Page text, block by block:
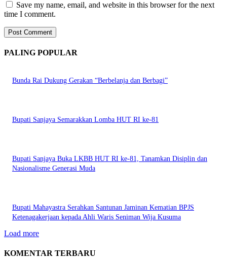
Save my name, email, and website in this browser for the next
time I comment.
PALING POPULAR
Bunda Rai Dukung Gerakan “Berbelanja dan Berbagi”
Bupati Sanjaya Semarakkan Lomba HUT RI ke-81
Bupati Sanjaya Buka LKBB HUT RI ke-81, Tanamkan Disiplin dan
Nasionalisme Generasi Muda
Bupati Mahayastra Serahkan Santunan Jaminan Kematian BPJS
Ketenagakerjaan kepada Ahli Waris Seniman Wija Kusuma
Load more
KOMENTAR TERBARU